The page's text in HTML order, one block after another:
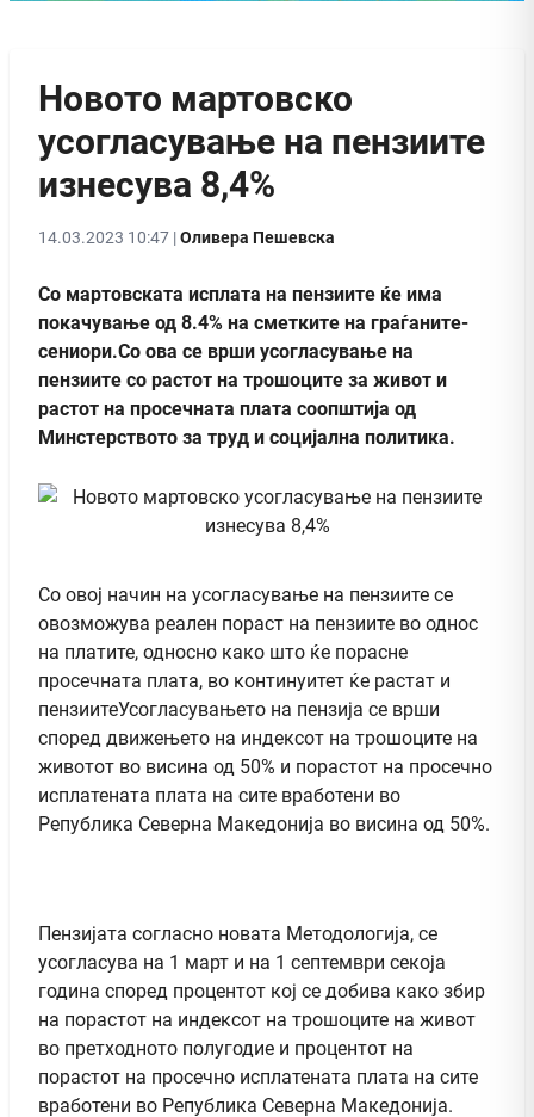
Новото мартовско
усогласување на пензиите
изнесува 8,4%
14.03.2023 10:47 |Оливера Пешевска
Со мартовската исплата на пензиите ќе има
покачување од 8.4% на сметките на граѓаните-
сениори.Со ова се врши усогласување на
пензиите со растот на трошоците за живот и
растот на просечната плата соопштија од
Минстерството за труд и социјална политика.
Со овој начин на усогласување на пензиите се
овозможува реален пораст на пензиите во однос
на платите, односно како што ќе порасне
просечната плата, во континуитет ќе растат и
пензиитеУсогласувањето на пензија се врши
според движењето на индексот на трошоците на
животот во висина од 50% и порастот на просечно
исплатената плата на сите вработени во
Република Северна Македонија во висина од 50%.
Пензијата согласно новата Методологија, се
усогласува на 1 март и на 1 септември секоја
година според процентот кој се добива како збир
на порастот на индексот на трошоците на живот
во претходното полугодие и процентот на
порастот на просечно исплатената плата на сите
вработени во Република Северна Македонија.